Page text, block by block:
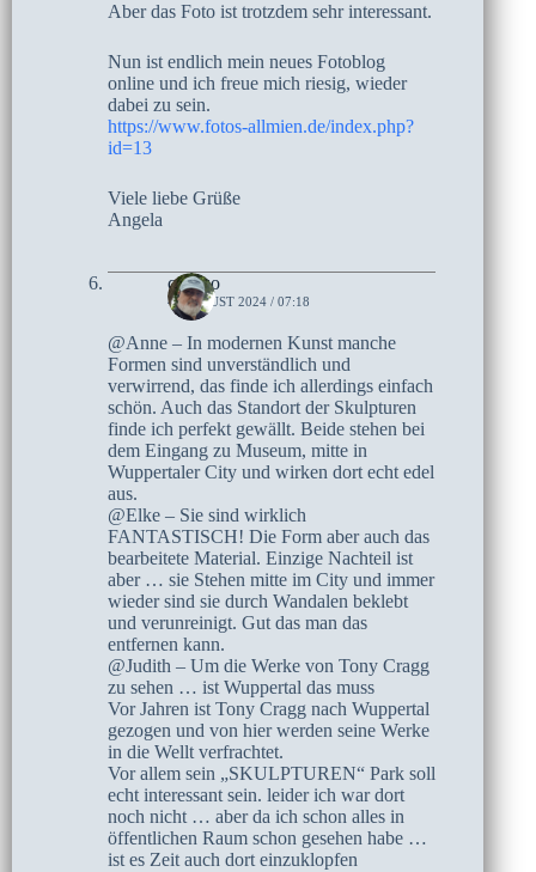
Aber das Foto ist trotzdem sehr interessant.
Nun ist endlich mein neues Fotoblog
online und ich freue mich riesig, wieder
dabei zu sein.
https://www.fotos-allmien.de/index.php?
id=13
Viele liebe Grüße
Angela
czoczo
4. AUGUST 2024 / 07:18
@Anne – In modernen Kunst manche
Formen sind unverständlich und
verwirrend, das finde ich allerdings einfach
schön. Auch das Standort der Skulpturen
finde ich perfekt gewällt. Beide stehen bei
dem Eingang zu Museum, mitte in
Wuppertaler City und wirken dort echt edel
aus.
@Elke – Sie sind wirklich
FANTASTISCH! Die Form aber auch das
bearbeitete Material. Einzige Nachteil ist
aber … sie Stehen mitte im City und immer
wieder sind sie durch Wandalen beklebt
und verunreinigt. Gut das man das
entfernen kann.
@Judith – Um die Werke von Tony Cragg
zu sehen … ist Wuppertal das muss
Vor Jahren ist Tony Cragg nach Wuppertal
gezogen und von hier werden seine Werke
in die Wellt verfrachtet.
Vor allem sein „SKULPTUREN“ Park soll
echt interessant sein. leider ich war dort
noch nicht … aber da ich schon alles in
öffentlichen Raum schon gesehen habe …
ist es Zeit auch dort einzuklopfen